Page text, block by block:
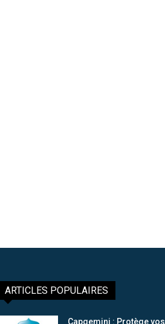
ARTICLES POPULAIRES
Capgemini : Protège vos